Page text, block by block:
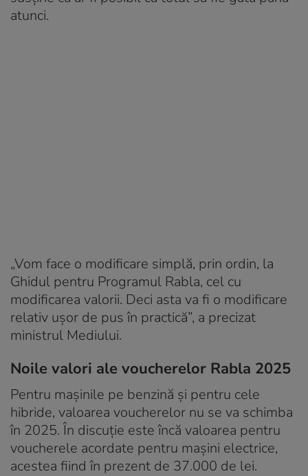
atunci.
„Vom face o modificare simplă, prin ordin, la
Ghidul pentru Programul Rabla, cel cu
modificarea valorii. Deci asta va fi o modificare
relativ ușor de pus în practică”, a precizat
ministrul Mediului.
Noile valori ale voucherelor Rabla 2025
Pentru mașinile pe benzină și pentru cele
hibride, valoarea voucherelor nu se va schimba
în 2025. În discuție este încă valoarea pentru
voucherele acordate pentru mașini electrice,
acestea fiind în prezent de 37.000 de lei.